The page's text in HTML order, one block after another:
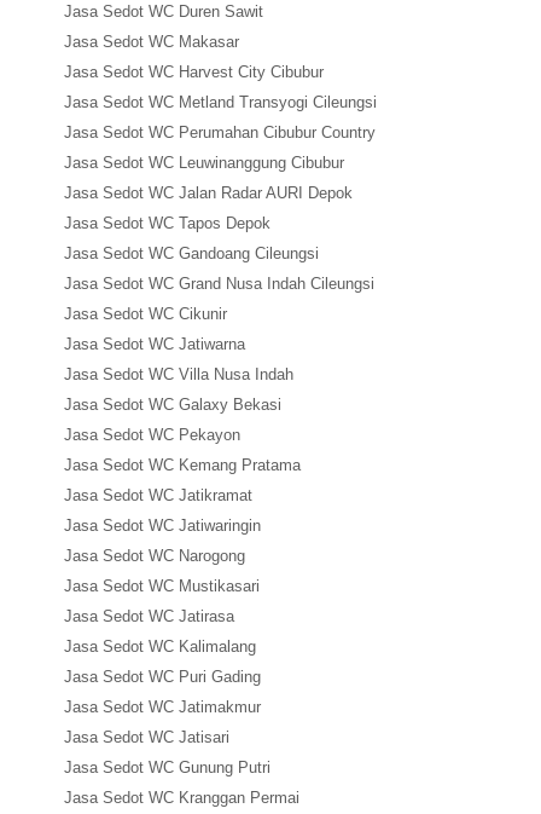
Jasa Sedot WC Duren Sawit
Jasa Sedot WC Makasar
Jasa Sedot WC Harvest City Cibubur
Jasa Sedot WC Metland Transyogi Cileungsi
Jasa Sedot WC Perumahan Cibubur Country
Jasa Sedot WC Leuwinanggung Cibubur
Jasa Sedot WC Jalan Radar AURI Depok
Jasa Sedot WC Tapos Depok
Jasa Sedot WC Gandoang Cileungsi
Jasa Sedot WC Grand Nusa Indah Cileungsi
Jasa Sedot WC Cikunir
Jasa Sedot WC Jatiwarna
Jasa Sedot WC Villa Nusa Indah
Jasa Sedot WC Galaxy Bekasi
Jasa Sedot WC Pekayon
Jasa Sedot WC Kemang Pratama
Jasa Sedot WC Jatikramat
Jasa Sedot WC Jatiwaringin
Jasa Sedot WC Narogong
Jasa Sedot WC Mustikasari
Jasa Sedot WC Jatirasa
Jasa Sedot WC Kalimalang
Jasa Sedot WC Puri Gading
Jasa Sedot WC Jatimakmur
Jasa Sedot WC Jatisari
Jasa Sedot WC Gunung Putri
Jasa Sedot WC Kranggan Permai